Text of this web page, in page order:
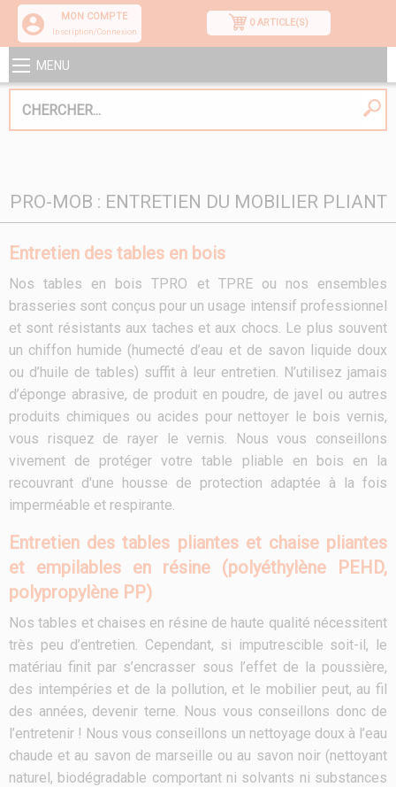
MON COMPTE
Inscription/Connexion
0 ARTICLE(S)
MENU
PRO-MOB : ENTRETIEN DU MOBILIER PLIANT
Entretien des tables en bois
Nos tables en bois TPRO et TPRE ou nos ensembles
brasseries sont conçus pour un usage intensif professionnel
et sont résistants aux taches et aux chocs. Le plus souvent
un chiffon humide (humecté d’eau et de savon liquide doux
ou d’huile de tables) suffit à leur entretien. N’utilisez jamais
d’éponge abrasive, de produit en poudre, de javel ou autres
produits chimiques ou acides pour nettoyer le bois vernis,
vous risquez de rayer le vernis. Nous vous conseillons
vivement de protéger votre table pliable en bois en la
recouvrant d'une housse de protection adaptée à la fois
imperméable et respirante.
Entretien des tables pliantes et chaise pliantes
et empilables en résine (polyéthylène PEHD,
polypropylène PP)
Nos tables et chaises en résine de haute qualité nécessitent
très peu d’entretien. Cependant, si imputrescible soit-il, le
matériau finit par s’encrasser sous l’effet de la poussière,
des intempéries et de la pollution, et le mobilier peut, au fil
des années, devenir terne. Nous vous conseillons donc de
l’entretenir ! Nous vous conseillons un nettoyage doux à l’eau
chaude et au savon de marseille ou au savon noir (nettoyant
naturel, biodégradable comportant ni solvants ni substances